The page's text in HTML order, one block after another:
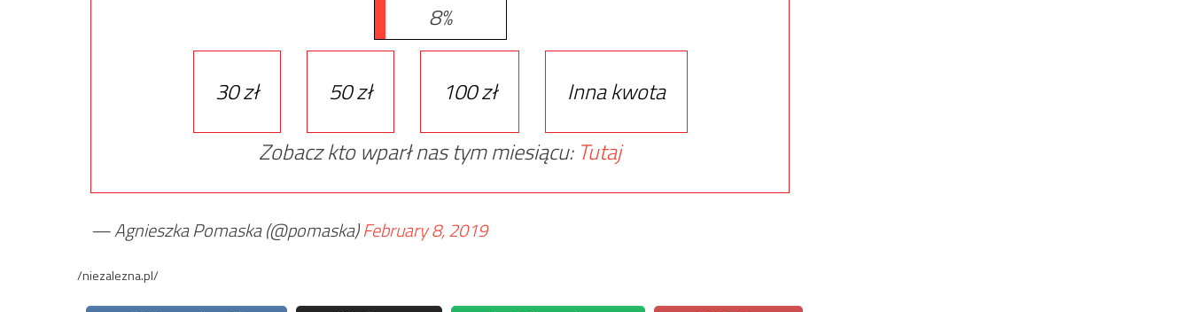
8%
30 zł 50 zł 100 zł
Inna kwota
Zobacz kto wparł nas tym miesiącu: Tutaj
— Agnieszka Pomaska (@pomaska)February 8, 2019
/niezalezna.pl/